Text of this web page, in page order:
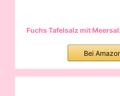
Fuchs Tafelsalz mit
Bei